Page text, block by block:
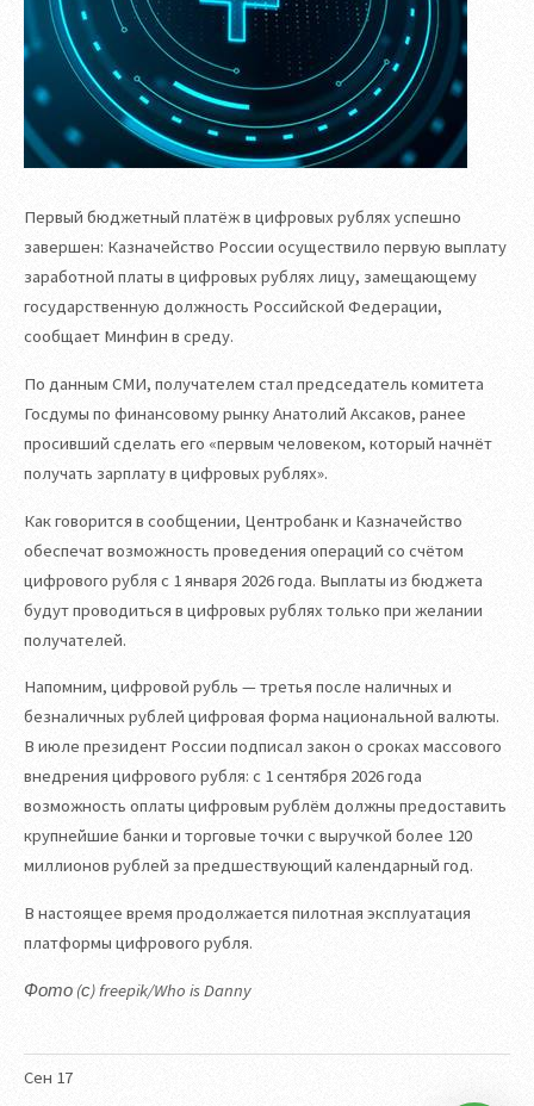
Сен 17
Первый бюджетный платёж в цифровых рублях успешно
завершен: Казначейство России осуществило первую выплату
заработной платы в цифровых рублях лицу, замещающему
государственную должность Российской Федерации,
сообщает Минфин в среду.
По данным СМИ, получателем стал председатель комитета
Госдумы по финансовому рынку Анатолий Аксаков, ранее
просивший сделать его «первым человеком, который начнёт
получать зарплату в цифровых рублях».
Как говорится в сообщении, Центробанк и Казначейство
обеспечат возможность проведения операций со счётом
цифрового рубля с 1 января 2026 года. Выплаты из бюджета
будут проводиться в цифровых рублях только при желании
получателей.
Напомним, цифровой рубль — третья после наличных и
безналичных рублей цифровая форма национальной валюты.
В июле президент России подписал закон о сроках массового
внедрения цифрового рубля: с 1 сентября 2026 года
возможность оплаты цифровым рублём должны предоставить
крупнейшие банки и торговые точки с выручкой более 120
миллионов рублей за предшествующий календарный год.
В настоящее время продолжается пилотная эксплуатация
платформы цифрового рубля.
Фото (с) freepik/Who is Danny